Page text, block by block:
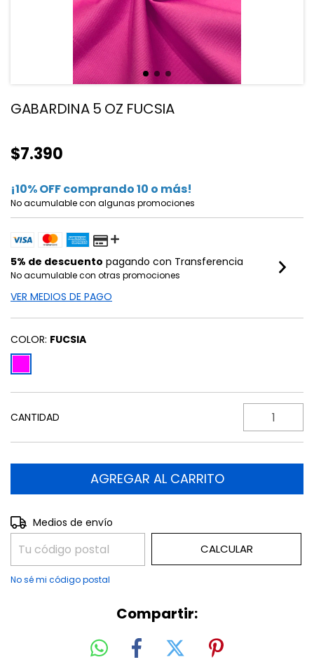
GABARDINA 5 OZ FUCSIA
$7.390
¡10% OFF comprando 10 o más!
No acumulable con algunas promociones
5% de descuento pagando con Transferencia
No acumulable con otras promociones
VER MEDIOS DE PAGO
COLOR: FUCSIA
CANTIDAD
Entregas para el CP:
Medios de envío
CALCULAR
No sé mi código postal
Compartir: